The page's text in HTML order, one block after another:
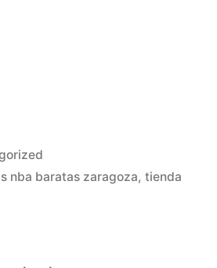
nba baratas zaragoza,tienda